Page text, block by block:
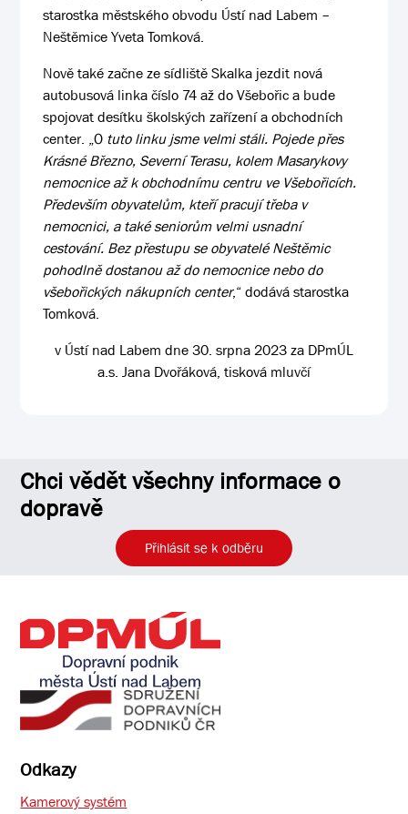
starostka městského obvodu Ústí nad Labem –
Neštěmice Yveta Tomková.
Nově také začne ze sídliště Skalka jezdit nová
autobusová linka číslo 74 až do Všebořic a bude
spojovat desítku školských zařízení a obchodních
center. „O tuto linku jsme velmi stáli. Pojede přes
Krásné Březno, Severní Terasu, kolem Masarykovy
nemocnice až k obchodnímu centru ve Všebořicích.
Především obyvatelům, kteří pracují třeba v
nemocnici, a také seniorům velmi usnadní
cestování. Bez přestupu se obyvatelé Neštěmic
pohodlně dostanou až do nemocnice nebo do
všebořických nákupních center,“ dodává starostka
Tomková.
v Ústí nad Labem dne 30. srpna 2023 za DPmÚL
a.s. Jana Dvořáková, tisková mluvčí
Chci vědět všechny informace o
dopravě
Přihlásit se k odběru
Odkazy
Kamerový systém